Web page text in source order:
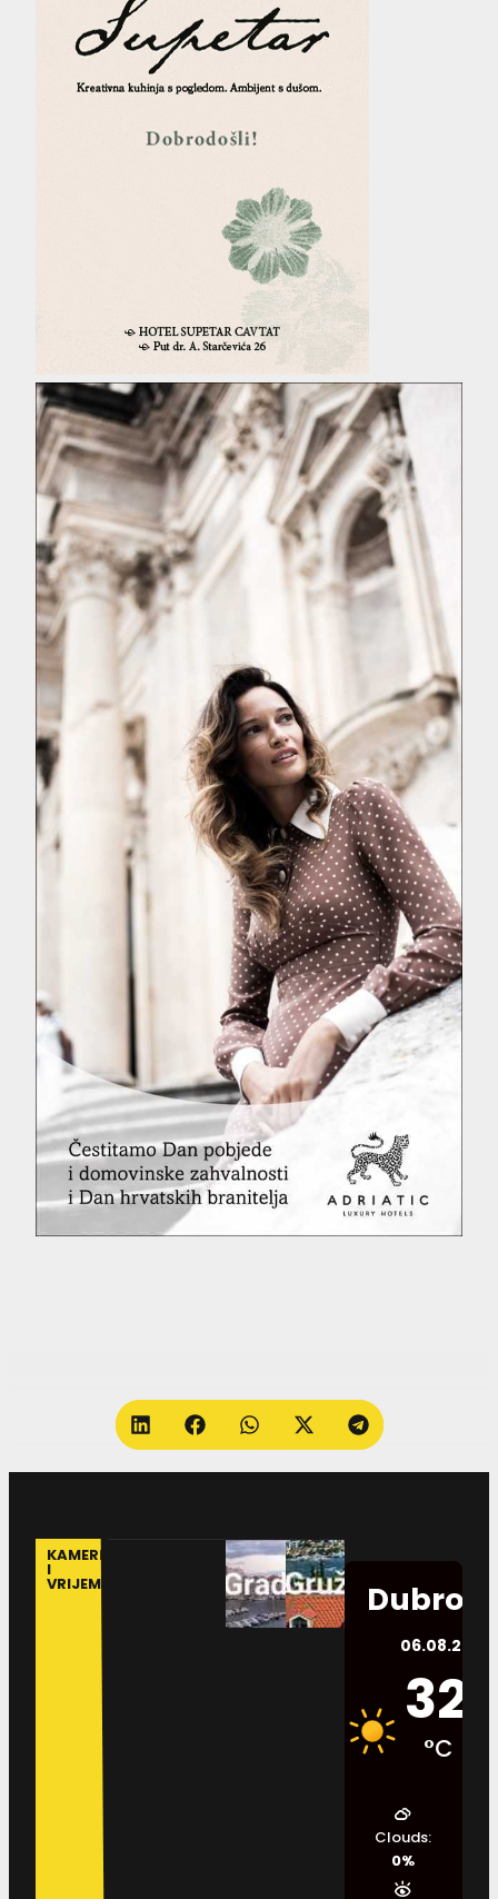
KAMERE
I
VRIJEME
06.08.2026.
32
°C
Clouds:
0%